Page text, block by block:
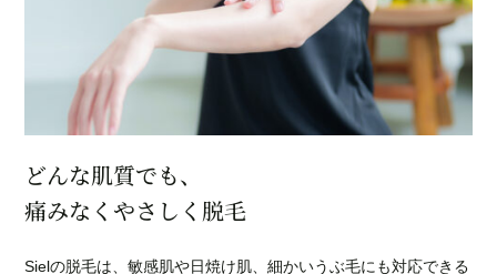
どんな肌質でも、
痛みなくやさしく脱毛
Sielの脱毛は、敏感肌や日焼け肌、細かいうぶ毛にも対応できる